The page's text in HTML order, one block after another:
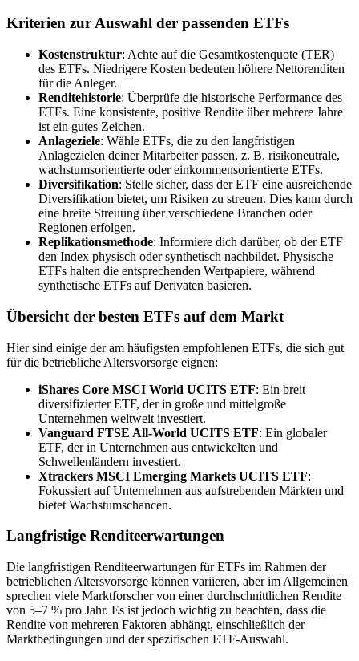
Kriterien zur Auswahl der passenden ETFs
Kostenstruktur: Achte auf die Gesamtkostenquote (TER)
des ETFs. Niedrigere Kosten bedeuten höhere Nettorenditen
für die Anleger.
Renditehistorie: Überprüfe die historische Performance des
ETFs. Eine konsistente, positive Rendite über mehrere Jahre
ist ein gutes Zeichen.
Anlageziele: Wähle ETFs, die zu den langfristigen
Anlagezielen deiner Mitarbeiter passen, z. B. risikoneutrale,
wachstumsorientierte oder einkommensorientierte ETFs.
Diversifikation: Stelle sicher, dass der ETF eine ausreichende
Diversifikation bietet, um Risiken zu streuen. Dies kann durch
eine breite Streuung über verschiedene Branchen oder
Regionen erfolgen.
Replikationsmethode: Informiere dich darüber, ob der ETF
den Index physisch oder synthetisch nachbildet. Physische
ETFs halten die entsprechenden Wertpapiere, während
synthetische ETFs auf Derivaten basieren.
Übersicht der besten ETFs auf dem Markt
Hier sind einige der am häufigsten empfohlenen ETFs, die sich gut
für die betriebliche Altersvorsorge eignen:
iShares Core MSCI World UCITS ETF: Ein breit
diversifizierter ETF, der in große und mittelgroße
Unternehmen weltweit investiert.
Vanguard FTSE All-World UCITS ETF: Ein globaler
ETF, der in Unternehmen aus entwickelten und
Schwellenländern investiert.
Xtrackers MSCI Emerging Markets UCITS ETF:
Fokussiert auf Unternehmen aus aufstrebenden Märkten und
bietet Wachstumschancen.
Langfristige Renditeerwartungen
Die langfristigen Renditeerwartungen für ETFs im Rahmen der
betrieblichen Altersvorsorge können variieren, aber im Allgemeinen
sprechen viele Marktforscher von einer durchschnittlichen Rendite
von 5–7 % pro Jahr. Es ist jedoch wichtig zu beachten, dass die
Rendite von mehreren Faktoren abhängt, einschließlich der
Marktbedingungen und der spezifischen ETF-Auswahl.